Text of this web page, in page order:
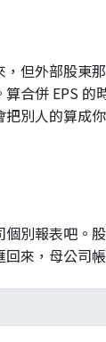
，但外部股東
算合併 EPS 的
把別人的算成
個別報表吧。
回來，母公司